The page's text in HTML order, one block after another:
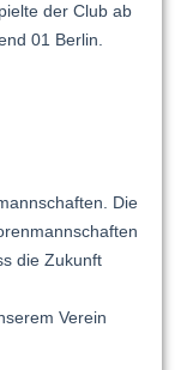
der Club ab
01 Berlin.
Die
die Zukunft
Verein